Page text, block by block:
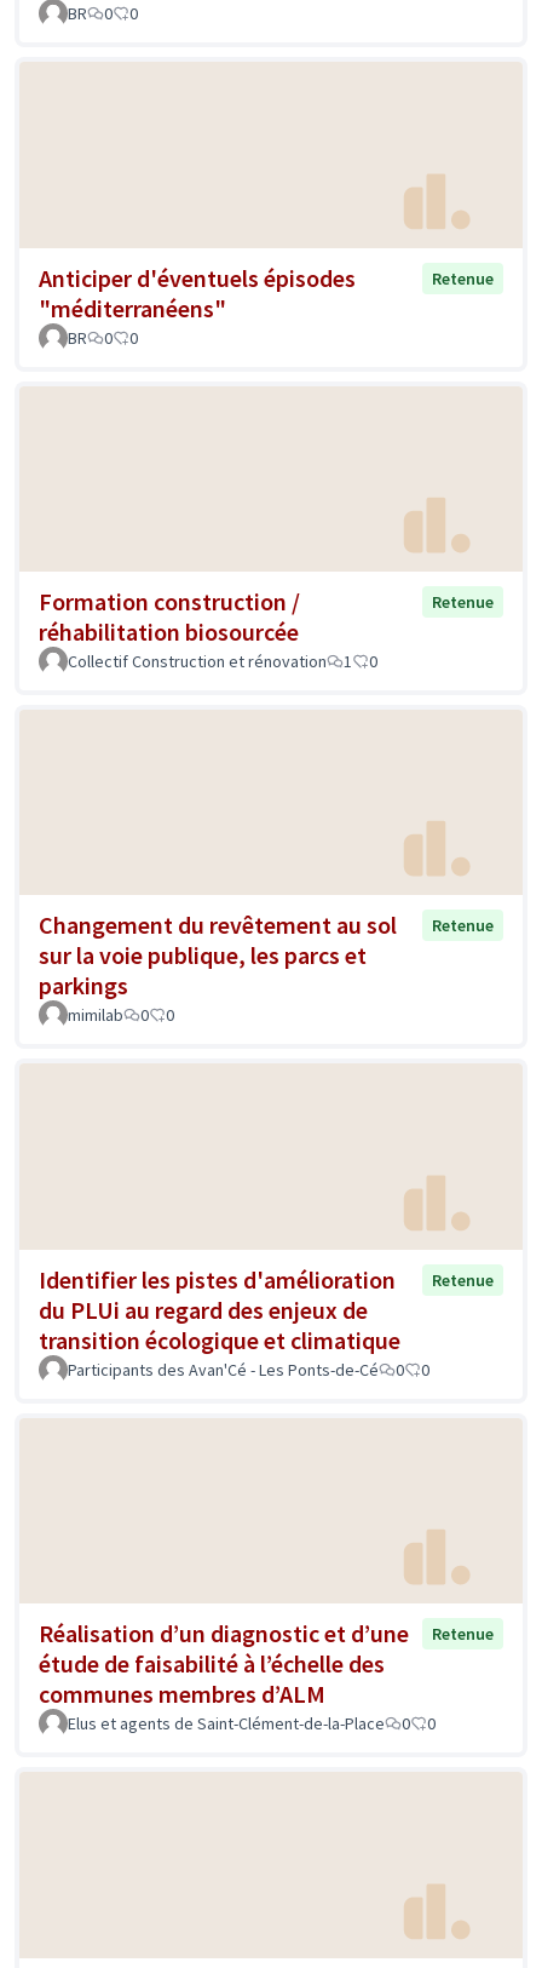
BR
0 0
Anticiper d'éventuels épisodes
"méditerranéens"
Retenue
BR 0 0
Formation construction /
réhabilitation biosourcée
Retenue
Collectif Construction et rénovation 1 0
Changement du revêtement au sol
sur la voie publique, les parcs et
parkings
Retenue
mimilab 0 0
Identifier les pistes d'amélioration
du PLUi au regard des enjeux de
transition écologique et climatique
Retenue
Participants des Avan'Cé - Les Ponts-de-Cé 0 0
Réalisation d’un diagnostic et d’une
étude de faisabilité à l’échelle des
communes membres d’ALM
Retenue
Elus et agents de Saint-Clément-de-la-Place 0 0